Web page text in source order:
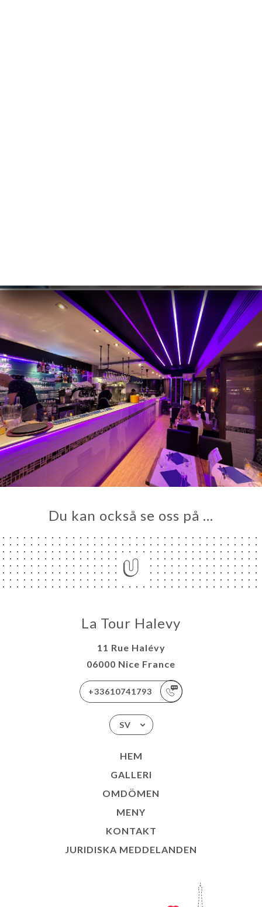
Du kan också se oss på …
La Tour Halevy
11 Rue Halévy
06000 Nice France
+33610741793
SV
HEM
GALLERI
OMDÖMEN
MENY
KONTAKT
JURIDISKA MEDDELANDEN